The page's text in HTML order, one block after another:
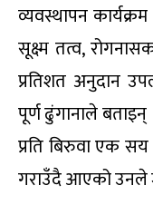
व्यवस्थापन
सूक्ष्म तत्व,
प्रतिशत अनुदान
पूर्ण ढुंगानाले बताइन्
प्रति बिरुवा एक
गराउँदै आएको उनले